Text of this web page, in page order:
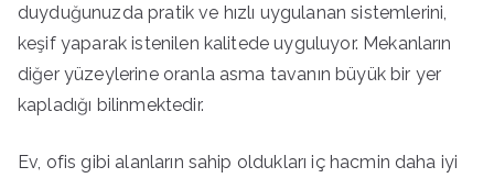
duyduğunuzda pratik ve hızlı uygulanan sistemlerini,
keşif yaparak istenilen kalitede uyguluyor. Mekanların
diğer yüzeylerine oranla asma tavanın büyük bir yer
kapladığı bilinmektedir.
Ev, ofis gibi alanların sahip oldukları iç hacmin daha iyi